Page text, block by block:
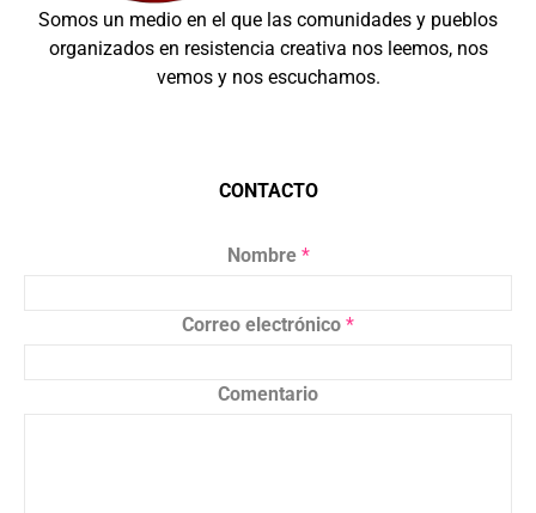
Somos un medio en el que las comunidades y pueblos
organizados en resistencia creativa nos leemos, nos
vemos y nos escuchamos.
CONTACTO
Nombre *
Correo electrónico *
Comentario